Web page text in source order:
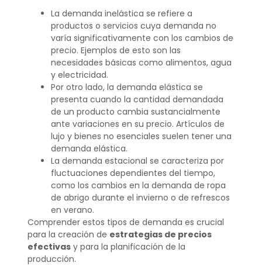
La demanda inelástica se refiere a
productos o servicios cuya demanda no
varía significativamente con los cambios de
precio. Ejemplos de esto son las
necesidades básicas como alimentos, agua
y electricidad.
Por otro lado, la demanda elástica se
presenta cuando la cantidad demandada
de un producto cambia sustancialmente
ante variaciones en su precio. Artículos de
lujo y bienes no esenciales suelen tener una
demanda elástica.
La demanda estacional se caracteriza por
fluctuaciones dependientes del tiempo,
como los cambios en la demanda de ropa
de abrigo durante el invierno o de refrescos
en verano.
Comprender estos tipos de demanda es crucial
para la creación de estrategias de precios
efectivasy para la planificación de la
producción.